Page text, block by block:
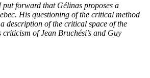
put forward that Gélinas proposes a
His questioning of the critical method
description of the critical space of the
of Jean Bruchési’s and Guy